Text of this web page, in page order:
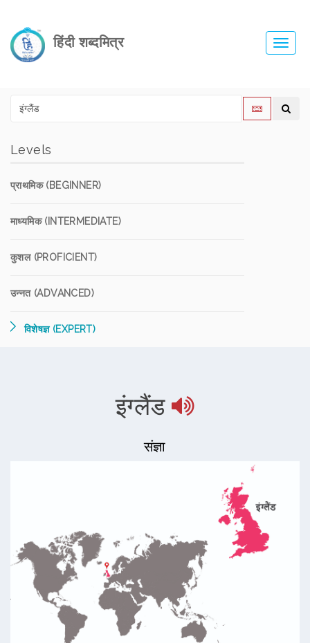
हिंदी शब्दमित्र
Levels
प्राथमिक (BEGINNER)
माध्यमिक (INTERMEDIATE)
कुशल (PROFICIENT)
उन्नत (ADVANCED)
विशेषज्ञ (EXPERT)
इंग्लैंड
संज्ञा